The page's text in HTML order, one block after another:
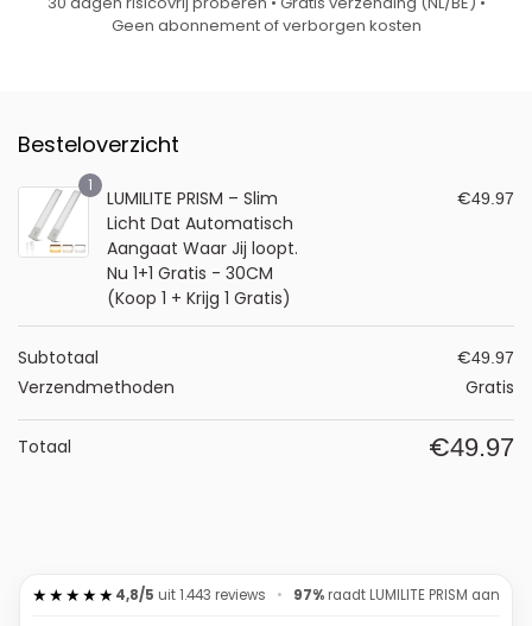
Geen abonnement of verborgen kosten
Besteloverzicht
1
LUMILITE PRISM – Slim
Licht Dat Automatisch
Aangaat Waar Jij loopt.
Nu 1+1 Gratis - 30CM
(Koop 1 + Krijg 1 Gratis)
€49.97
Subtotaal €49.97
Verzendmethoden Gratis
Totaal €49.97
★★★★★4,8/5 uit1.443 reviews • 97% raadt LUMILITE PRISM aan